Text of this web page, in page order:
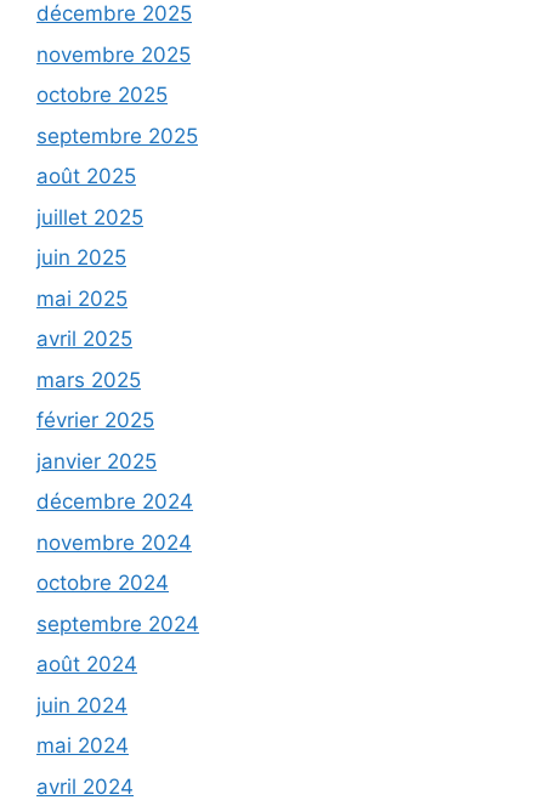
décembre 2025
novembre 2025
octobre 2025
septembre 2025
août 2025
juillet 2025
juin 2025
mai 2025
avril 2025
mars 2025
février 2025
janvier 2025
décembre 2024
novembre 2024
octobre 2024
septembre 2024
août 2024
juin 2024
mai 2024
avril 2024